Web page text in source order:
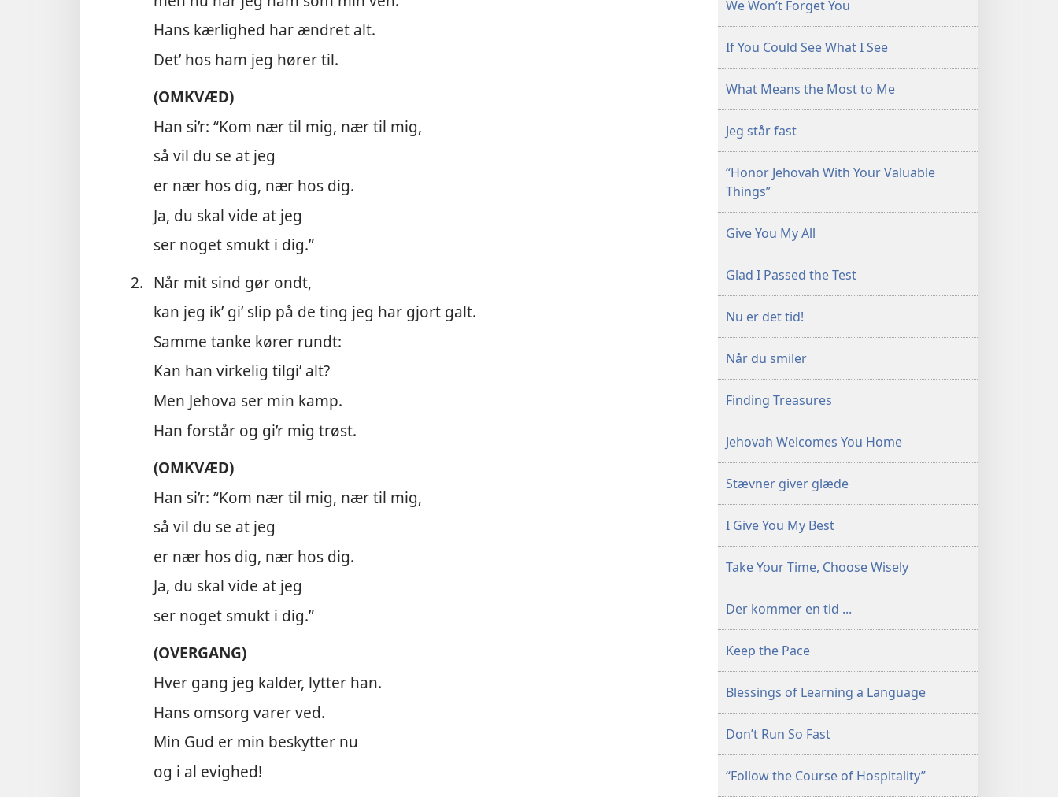
Hans kærlighed har ændret alt.
Det’ hos ham jeg hører til.
(OMKVÆD)
Han si’r: “Kom nær til mig, nær til mig,
så vil du se at jeg
er nær hos dig, nær hos dig.
Ja, du skal vide at jeg
ser noget smukt i dig.”
2. Når mit sind gør ondt,
kan jeg ik’ gi’ slip på de ting jeg har gjort galt.
Samme tanke kører rundt:
Kan han virkelig tilgi’ alt?
Men Jehova ser min kamp.
Han forstår og gi’r mig trøst.
(OMKVÆD)
Han si’r: “Kom nær til mig, nær til mig,
så vil du se at jeg
er nær hos dig, nær hos dig.
Ja, du skal vide at jeg
ser noget smukt i dig.”
(OVERGANG)
Hver gang jeg kalder, lytter han.
Hans omsorg varer ved.
Min Gud er min beskytter nu
og i al evighed!
We Won’t Forget You
If You Could See What I See
What Means the Most to Me
Jeg står fast
“Honor Jehovah With Your Valuable
Things”
Give You My All
Glad I Passed the Test
Nu er det tid!
Når du smiler
Finding Treasures
Jehovah Welcomes You Home
Stævner giver glæde
I Give You My Best
Take Your Time, Choose Wisely
Der kommer en tid ...
Keep the Pace
Blessings of Learning a Language
Don’t Run So Fast
“Follow the Course of Hospitality”